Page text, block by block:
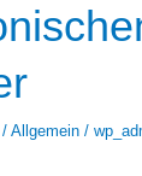
/ Allgemein /